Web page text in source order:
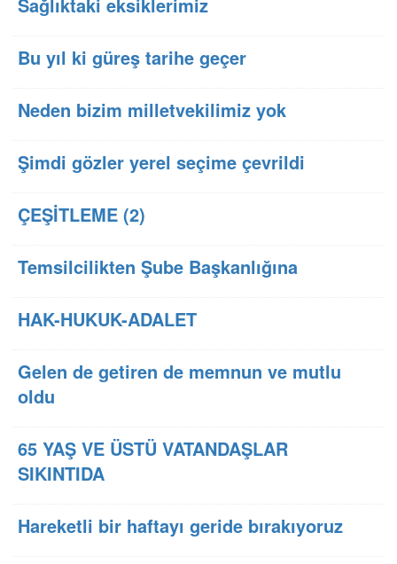
Bu yıl ki güreş tarihe geçer
Neden bizim milletvekilimiz yok
Şimdi gözler yerel seçime çevrildi
ÇEŞİTLEME (2)
Temsilcilikten Şube Başkanlığına
HAK-HUKUK-ADALET
Gelen de getiren de memnun ve mutlu
oldu
65 YAŞ VE ÜSTÜ VATANDAŞLAR
SIKINTIDA
Hareketli bir haftayı geride bırakıyoruz